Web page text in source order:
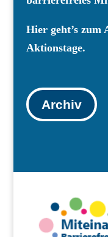
Hier geht’s zum
Aktionstage.
Archiv